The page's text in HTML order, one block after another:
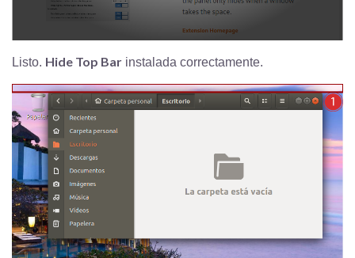
Listo. Hide Top Bar instalada correctamente.